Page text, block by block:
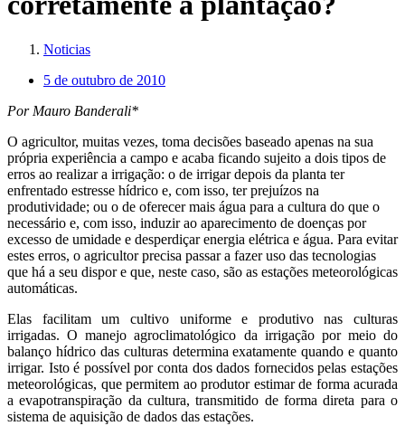
Noticias
5 de outubro de 2010
Por Mauro Banderali*
O agricultor, muitas vezes, toma decisões baseado apenas na sua
própria experiência a campo e acaba ficando sujeito a dois tipos de
erros ao realizar a irrigação: o de irrigar depois da planta ter
enfrentado estresse hídrico e, com isso, ter prejuízos na
produtividade; ou o de oferecer mais água para a cultura do que o
necessário e, com isso, induzir ao aparecimento de doenças por
excesso de umidade e desperdiçar energia elétrica e água. Para evitar
estes erros, o agricultor precisa passar a fazer uso das tecnologias
que há a seu dispor e que, neste caso, são as estações meteorológicas
automáticas.
Elas facilitam um cultivo uniforme e produtivo nas culturas
irrigadas. O manejo agroclimatológico da irrigação por meio do
balanço hídrico das culturas determina exatamente quando e quanto
irrigar. Isto é possível por conta dos dados fornecidos pelas estações
meteorológicas, que permitem ao produtor estimar de forma acurada
a evapotranspiração da cultura, transmitido de forma direta para o
sistema de aquisição de dados das estações.